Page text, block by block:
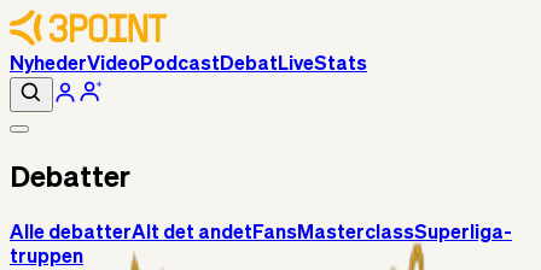
NyhederVideoPodcast Debat LiveStats
Debatter
Alle debatterAlt det andet FansMasterclassSuperliga-
truppen